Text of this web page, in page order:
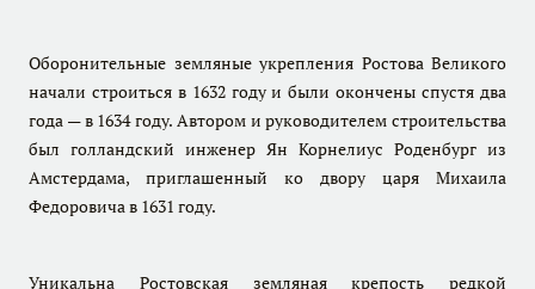
Оборонительные земляные укрепления Ростова Великого
начали строиться в 1632 году и были окончены спустя два
года — в 1634 году. Автором и руководителем строительства
был голландский инженер Ян Корнелиус Роденбург из
Амстердама, приглашенный ко двору царя Михаила
Федоровича в 1631 году.
Уникальна Ростовская земляная крепость редкой